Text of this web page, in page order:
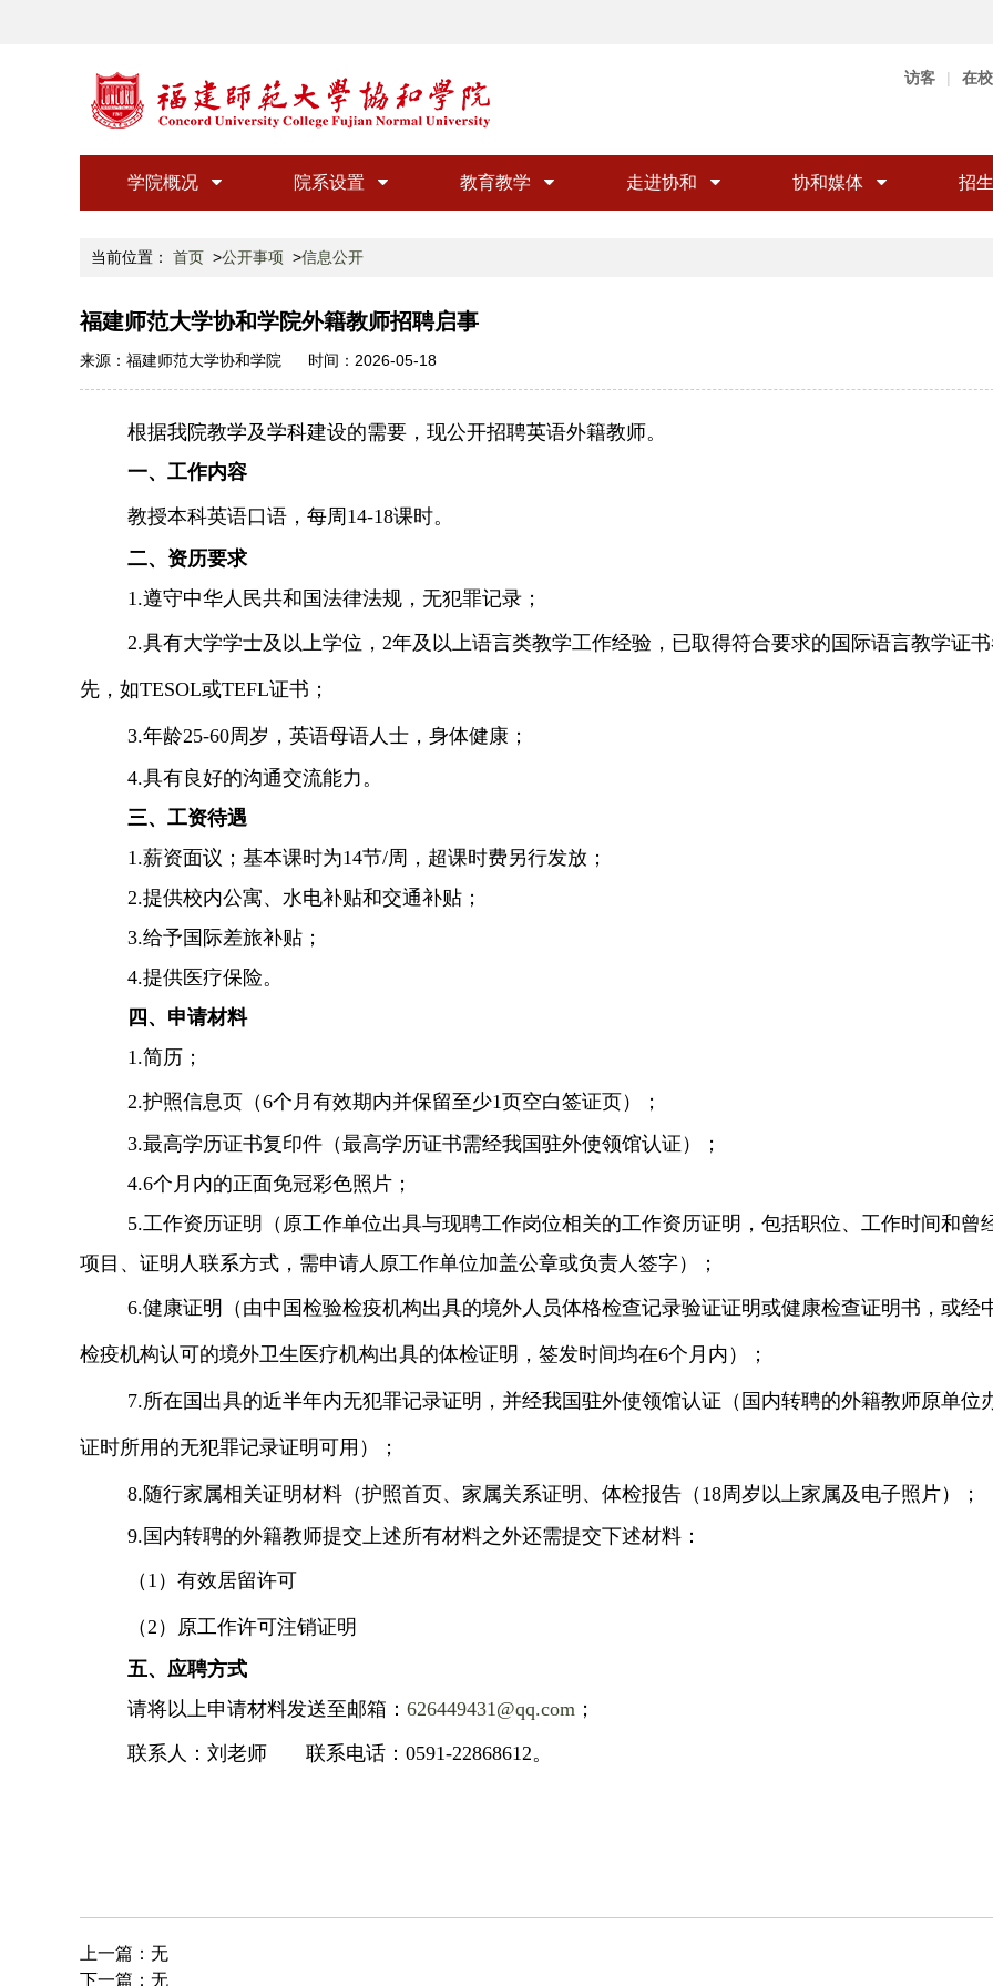
访客 | 在
学院概况 院系设置 教育教学 走进协和 协和媒体 招
当前位置： 首页 公开事项 信息公开
福建师范大学协和学院外籍教师招聘启事
来源： 福建师范大学协和学院 时间： 2026-05-18
根据我院教学及学科建设的需要 ，现公开招聘英语外籍教师。
一、 工作内容
教授本科英语口语，每周 14-18课时。
二、 资历要求
1.遵守中华人民共和国法律法规，无犯罪记录 ；
2.具有大学学士及以上学位， 2年及以上语言类教学工作经验，已取得符合要求的国际语言教学证
先，如TESOL或TEFL证书 ；
3.年龄25-60周岁，英语母语人士，身体健康 ；
4.具有良好的沟通交流能力。
三、 工资待遇
1.薪资面议；基本课时为14节/周，超课时费另行发放；
2.提供校内公寓、水电补贴和交通补贴 ；
3.给予 国际差旅补贴 ；
4.提供医疗保险。
四、 申请材料
1.简历 ；
2.护照信息页（6个月有效期内并保留至少1页空白签证页）
；
3.最高学历证书复印件（最高学历证书需经我国驻外使领馆认证）
；
4.6个月内的正面免冠彩色照片 ；
5.工作资历证明（原工作单位出具与现聘工作岗位相关的工作资历证明，包括职位、工作时间和曾
项目、证明人联系方式，需申请人原工作单位加盖公章或负责人签字）
；
6.健康证明 （由中国检验检疫机构出具的境外人员体格检查记录验证证明或健康检查证明书，或经
检疫机构认可的境外卫生医疗机构出具的体检证明，签发时间均在6个月内） ；
7.所在国出具的近半年内无犯罪记录证明，并经我国驻外使领馆认证（国内转聘的外籍教师原单位
证时所用的无犯罪记录证明可用） ；
8.随行家属相关证明材料（护照首页、家属关系证明、体检报告（ 18周岁以上家属及电子照片）
；
9. 国内转聘的外籍教师提交上述所有材料之外还需提交下述材料：
（ 1）有效居留许可
（2）原工作许可注销证明
五、 应聘方式
请将以上申请材料发送至邮箱： 626449431@qq.com ；
联系人：刘老师
联系电话： 0591-22868612。
上一篇： 无
下一篇： 无